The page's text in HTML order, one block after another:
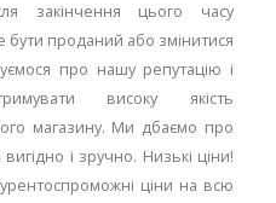
закінчення цього часу
проданий або змінитися
про нашу репутацію і
високу якість
магазину. Ми дбаємо про
і зручно. Низькі ціни!
ціни на всю